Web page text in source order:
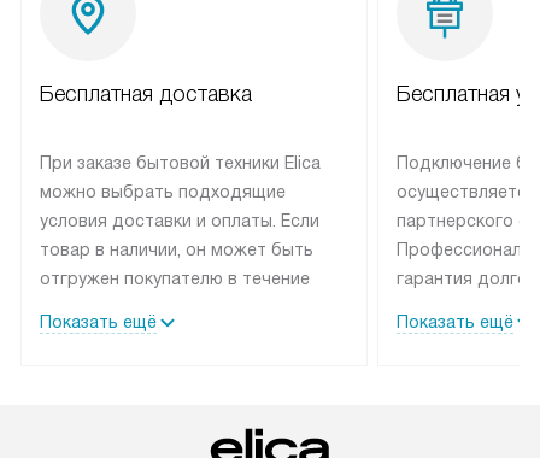
Бесплатная доставка
При заказе бытовой техники Elica
можно выбрать подходящие
условия доставки и оплаты. Если
товар в наличии, он может быть
отгружен покупателю в течение
лейблом доставляется бесплатно
Возможна доставка товаров по
Показать ещё
Бесплатная
Подключение
партнерского
гарантия
техника со
Показать ещё